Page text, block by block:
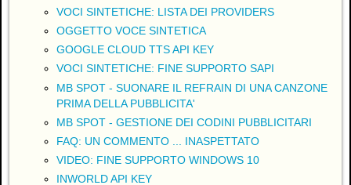
VOCI SINTETICHE: LISTA DEI PROVIDERS
OGGETTO VOCE SINTETICA
GOOGLE CLOUD TTS API KEY
VOCI SINTETICHE: FINE SUPPORTO SAPI
MB SPOT - SUONARE IL REFRAIN DI UNA CANZONE
PRIMA DELLA PUBBLICITA'
MB SPOT - GESTIONE DEI CODINI PUBBLICITARI
FAQ: UN COMMENTO ... INASPETTATO
VIDEO: FINE SUPPORTO WINDOWS 10
INWORLD API KEY